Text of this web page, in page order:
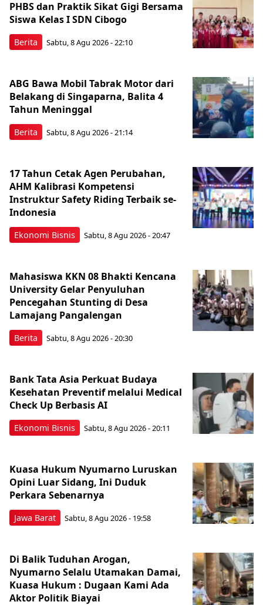
Berita
PHBS dan Praktik Sikat Gigi Bersama
Siswa Kelas I SDN Cibogo
Sabtu, 8 Agu 2026 - 22:10
Berita
ABG Bawa Mobil Tabrak Motor dari
Belakang di Singaparna, Balita 4
Tahun Meninggal
Sabtu, 8 Agu 2026 - 21:14
Ekonomi Bisnis
17 Tahun Cetak Agen Perubahan,
AHM Kalibrasi Kompetensi
Instruktur Safety Riding Terbaik se-
Indonesia
Sabtu, 8 Agu 2026 - 20:47
Berita
Mahasiswa KKN 08 Bhakti Kencana
University Gelar Penyuluhan
Pencegahan Stunting di Desa
Lamajang Pangalengan
Sabtu, 8 Agu 2026 - 20:30
Ekonomi Bisnis
Bank Tata Asia Perkuat Budaya
Kesehatan Preventif melalui Medical
Check Up Berbasis AI
Sabtu, 8 Agu 2026 - 20:11
Jawa Barat
Kuasa Hukum Nyumarno Luruskan
Opini Luar Sidang, Ini Duduk
Perkara Sebenarnya ​
Sabtu, 8 Agu 2026 - 19:58
Di Balik Tuduhan Arogan,
Nyumarno Selalu Utamakan Damai,
Kuasa Hukum : Dugaan Kami Ada
Aktor Politik Biayai